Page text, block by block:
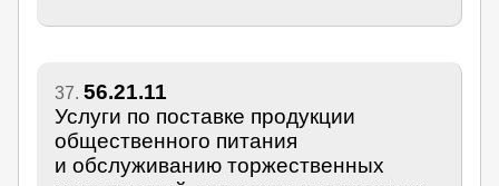
37. 56.21.11
Услуги по поставке продукции
общественного питания
и обслуживанию торжественных